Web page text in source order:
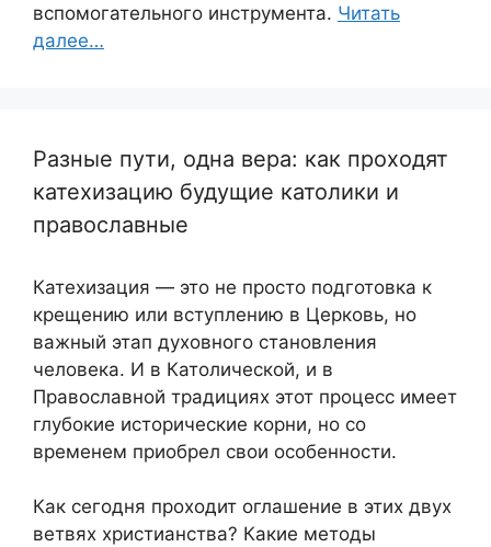
вспомогательного инструмента. Читать
далее…
Разные пути, одна вера: как проходят
катехизацию будущие католики и
православные
Катехизация — это не просто подготовка к
крещению или вступлению в Церковь, но
важный этап духовного становления
человека. И в Католической, и в
Православной традициях этот процесс имеет
глубокие исторические корни, но со
временем приобрел свои особенности.
Как сегодня проходит оглашение в этих двух
ветвях христианства? Какие методы